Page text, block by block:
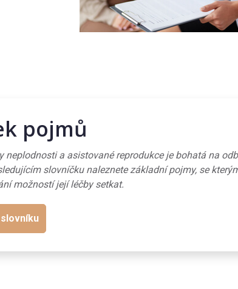
pojmů
neplodnosti a asistované reprodukce je bohatá na
slovníčku naleznete základní pojmy, se
možností její léčby setkat.